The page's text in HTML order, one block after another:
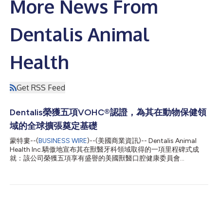
More News From
Dentalis Animal
Health
Get RSS Feed
Dentalis榮獲五項VOHC®認證，為其在動物保健領
域的全球擴張奠定基礎
蒙特婁--(BUSINESS WIRE)--(美國商業資訊)-- Dentalis Animal
Health Inc.驕傲地宣布其在獸醫牙科領域取得的一項里程碑式成
就：該公司榮獲五項享有盛譽的美國獸醫口腔健康委員會
決方案有效、適口性強，且適用於各種體型的犬隻。 認證包括：